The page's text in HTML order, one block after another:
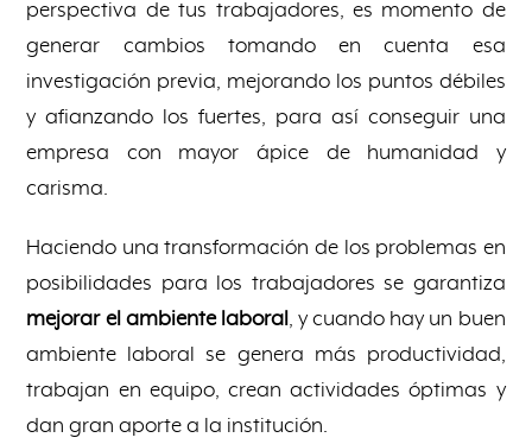
perspectiva de tus trabajadores, es momento de
generar cambios tomando en cuenta esa
investigación previa, mejorando los puntos débiles
y afianzando los fuertes, para así conseguir una
empresa con mayor ápice de humanidad y
carisma.
Haciendo una transformación de los problemas en
posibilidades para los trabajadores se garantiza
mejorar el ambiente laboral, y cuando hay un buen
ambiente laboral se genera más productividad,
trabajan en equipo, crean actividades óptimas y
dan gran aporte a la institución.